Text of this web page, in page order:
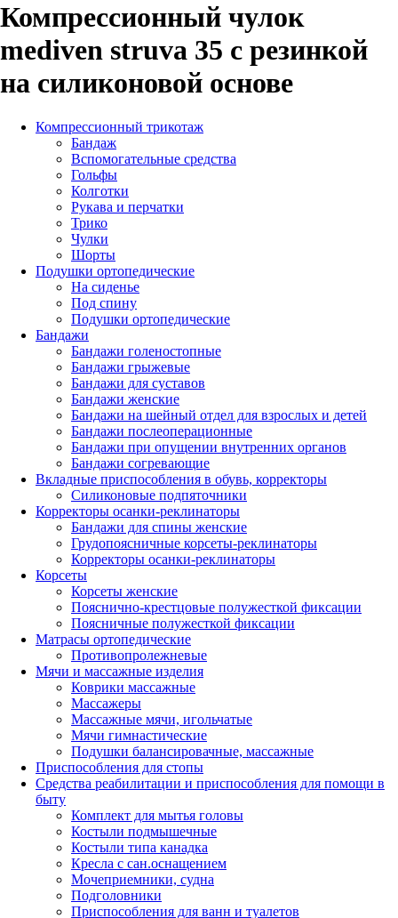
Компрессионный чулок
mediven struva 35 с резинкой
на силиконовой основе
Компрессионный трикотаж
Бандаж
Вспомогательные средства
Гольфы
Колготки
Рукава и перчатки
Трико
Чулки
Шорты
Подушки ортопедические
На сиденье
Под спину
Подушки ортопедические
Бандажи
Бандажи голеностопные
Бандажи грыжевые
Бандажи для суставов
Бандажи женские
Бандажи на шейный отдел для взрослых и детей
Бандажи послеоперационные
Бандажи при опущении внутренних органов
Бандажи согревающие
Вкладные приспособления в обувь, корректоры
Силиконовые подпяточники
Корректоры осанки-реклинаторы
Бандажи для спины женские
Грудопоясничные корсеты-реклинаторы
Корректоры осанки-реклинаторы
Корсеты
Корсеты женские
Пояснично-крестцовые полужесткой фиксации
Поясничные полужесткой фиксации
Матрасы ортопедические
Противопролежневые
Мячи и массажные изделия
Коврики массажные
Массажеры
Массажные мячи, игольчатые
Мячи гимнастические
Подушки балансировачные, массажные
Приспособления для стопы
Средства реабилитации и приспособления для помощи в
быту
Комплект для мытья головы
Костыли подмышечные
Костыли типа канадка
Кресла с сан.оснащением
Мочеприемники, судна
Подголовники
Приспособления для ванн и туалетов